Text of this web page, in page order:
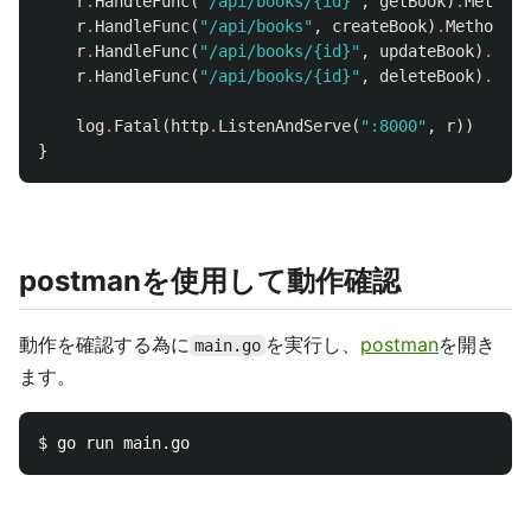
r. HandleFunc( "/api/books" , createBook) .Methods
r. HandleFunc( "/api/books/{id}" , updateBook) .
r. HandleFunc( "/api/books/{id}" , deleteBook) .
log. Fatal ( http. ListenAndServe( ":8000" , r))
}
postmanを使用して動作確認
動作を確認する為に main.go を実行し、 postmanを開き
ます。